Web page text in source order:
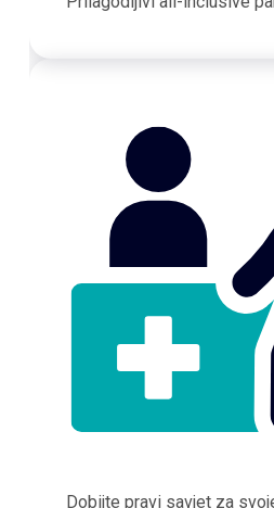
Dobijte pravi savjet za